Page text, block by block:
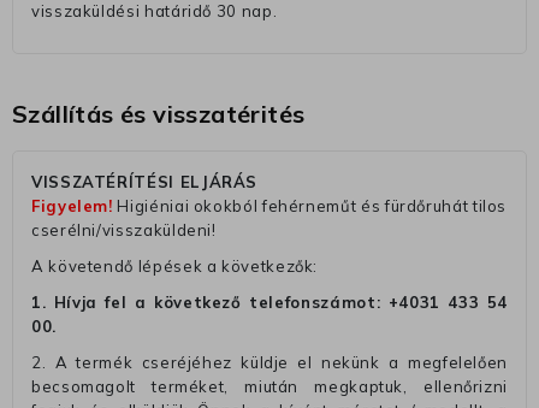
visszaküldési határidő 30 nap.
Szállítás és visszatérités
VISSZATÉRÍTÉSI ELJÁRÁS
Figyelem! Higiéniai okokból fehérneműt és fürdőruhát tilos
cserélni/visszaküldeni!
A követendő lépések a következők:
1. Hívja fel a következő telefonszámot: +4031 433 54
00.
2. A termék cseréjéhez küldje el nekünk a megfelelően
becsomagolt terméket, miután megkaptuk, ellenőrizni